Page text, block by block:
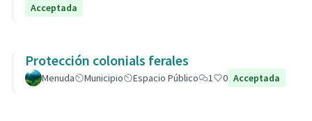
Acceptada
Protección colonials ferales
Menuda Municipio Espacio Público 1 0 Acceptada